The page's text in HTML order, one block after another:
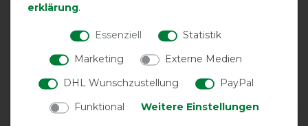
2
Product Rating
5/5
erklärung.
Essenziell
Statistik
Marketing
Externe Medien
DHL Wunschzustellung
PayPal
Funktional
Weitere Einstellungen